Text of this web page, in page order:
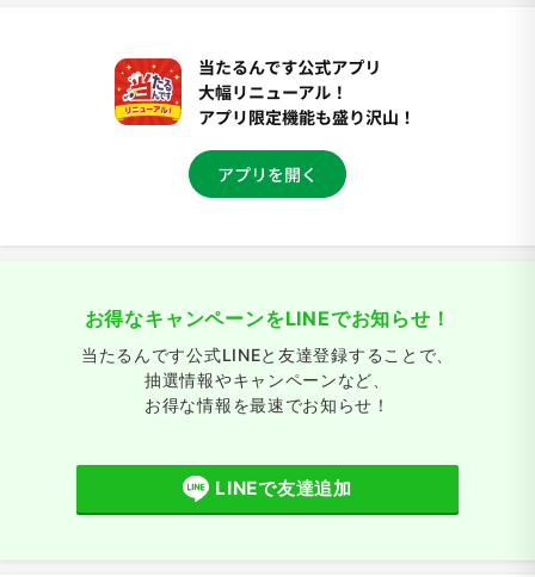
お得なキャンペーンをLINEでお知らせ！
当たるんです公式LINEと友達登録することで、
抽選情報やキャンペーンなど、
お得な情報を最速でお知らせ！
LINEで友達追加